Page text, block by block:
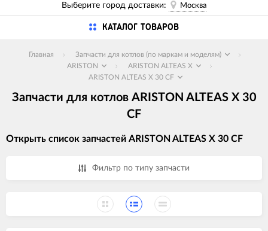
Выберите город доставки:
Москва
КАТАЛОГ ТОВАРОВ
Главная
Запчасти для котлов (по маркам и моделям)
ARISTON
ARISTON ALTEAS X
ARISTON ALTEAS X 30 CF
Запчасти для котлов ARISTON ALTEAS X 30
CF
Открыть список запчастей ARISTON ALTEAS X 30 CF
Фильтр по типу запчасти